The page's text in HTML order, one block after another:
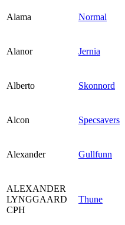
Alama Normal
Alanor Jernia
Alberto Skonnord
Alcon Specsavers
Alexander Gullfunn
ALEXANDER
LYNGGAARD
CPH
Thune